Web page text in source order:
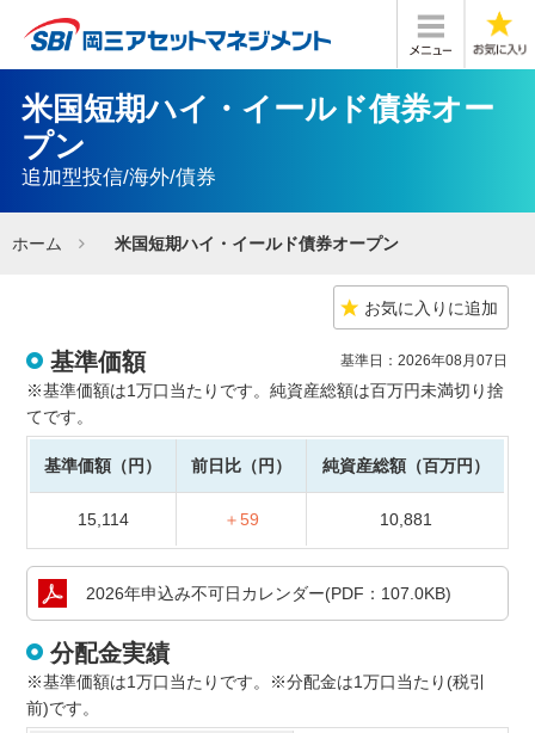
米国短期ハイ・イールド債券オー
プン
追加型投信/海外/債券
ホーム 米国短期ハイ・イールド債券オープン
お気に入りに追加
基準価額 基準日：2026年08月07日
※基準価額は1万口当たりです。純資産総額は百万円未満切り捨
てです。
基準価額（円） 前日比（円） 純資産総額（百万円）
15,114 ＋59 10,881
2026年申込み不可日カレンダー(PDF：107.0KB)
分配金実績
※基準価額は1万口当たりです。※分配金は1万口当たり(税引
前)です。